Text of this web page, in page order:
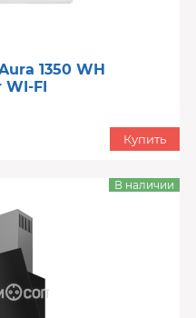
1350 WH
WI-FI
Купить
В наличии